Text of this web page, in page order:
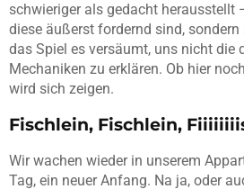
schwieriger als gedacht herausstellt
diese äußerst fordernd sind, sondern
das Spiel es versäumt, uns nicht die
Mechaniken zu erklären. Ob hier
wird sich zeigen.
Fischlein, Fischlein,
Wir wachen wieder in unserem
Tag, ein neuer Anfang. Na ja, oder